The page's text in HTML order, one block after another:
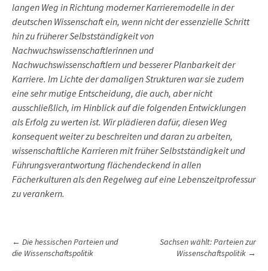
langen Weg in Richtung moderner Karrieremodelle in der
deutschen Wissenschaft ein, wenn nicht der essenzielle Schritt
hin zu früherer Selbstständigkeit von
Nachwuchswissenschaftlerinnen und
Nachwuchswissenschaftlern und besserer Planbarkeit der
Karriere. Im Lichte der damaligen Strukturen war sie zudem
eine sehr mutige Entscheidung, die auch, aber nicht
ausschließlich, im Hinblick auf die folgenden Entwicklungen
als Erfolg zu werten ist. Wir plädieren dafür, diesen Weg
konsequent weiter zu beschreiten und daran zu arbeiten,
wissenschaftliche Karrieren mit früher Selbstständigkeit und
Führungsverantwortung flächendeckend in allen
Fächerkulturen als den Regelweg auf eine Lebenszeitprofessur
zu verankern.
P
o
← Die hessischen Parteien und
die Wissenschaftspolitik
Sachsen wählt: Parteien zur
Wissenschaftspolitik →